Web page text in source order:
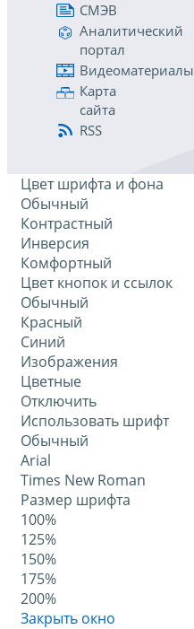
СМЭВ
Аналитический
портал
Видеоматериалы
Карта
сайта
RSS
Цвет шрифта и фона
Обычный
Контрастный
Инверсия
Комфортный
Цвет кнопок и ссылок
Обычный
Красный
Синий
Изображения
Цветные
Отключить
Использовать шрифт
Обычный
Arial
Times New Roman
Размер шрифта
100%
125%
150%
175%
200%
Закрыть окно